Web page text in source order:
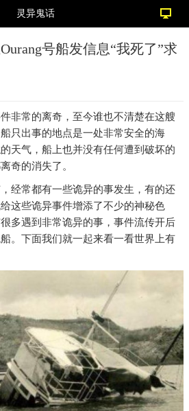
灵异鬼话
号船发信息“我死了”求
非常的离奇，至今谁也不清楚在这艘
只出事的地点是一处非常安全的海
天气，船上也并没有任何遭到破坏的
奇的消失了。
经常都有一些诡异的事发生，有的还
这些诡异事件增添了不少的神秘色
多遇到非常诡异的事，事件流传开后
。下面我们就一起来看一看世界上有